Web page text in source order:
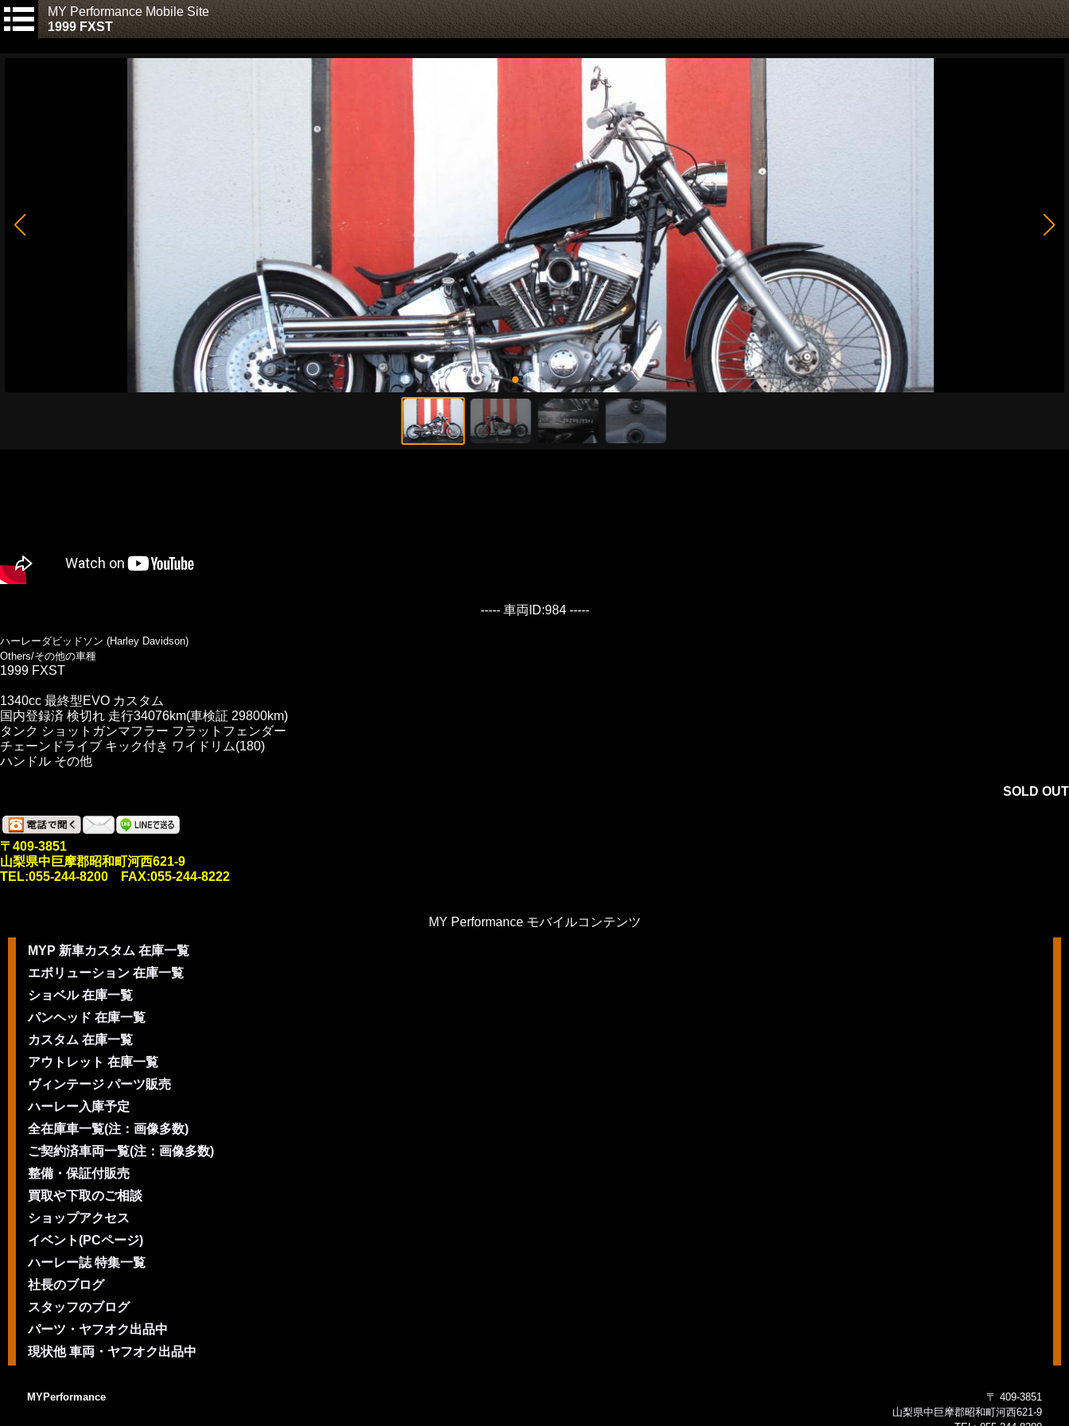
MY Performance Mobile Site
1999 FXST
----- 車両ID:984 -----
ハーレーダビッドソン (Harley Davidson)
Others/その他の車種
1999 FXST
1340cc 最終型EVO カスタム
国内登録済 検切れ 走行34076km(車検証 29800km)
タンク ショットガンマフラー フラットフェンダー
チェーンドライブ キック付き ワイドリム(180)
ハンドル その他
SOLD OUT
〒409-3851
山梨県中巨摩郡昭和町河西621-9
TEL:055-244-8200 FAX:055-244-8222
MY Performance モバイルコンテンツ
MYP 新車カスタム 在庫一覧
エボリューション 在庫一覧
ショベル 在庫一覧
パンヘッド 在庫一覧
カスタム 在庫一覧
アウトレット 在庫一覧
ヴィンテージ パーツ販売
ハーレー入庫予定
全在庫車一覧(注：画像多数)
ご契約済車両一覧(注：画像多数)
整備・保証付販売
買取や下取のご相談
ショップアクセス
イベント(PCページ)
ハーレー誌 特集一覧
社長のブログ
スタッフのブログ
パーツ・ヤフオク出品中
現状他 車両・ヤフオク出品中
MYPerformance
〒 409-3851
山梨県中巨摩郡昭和町河西621-9